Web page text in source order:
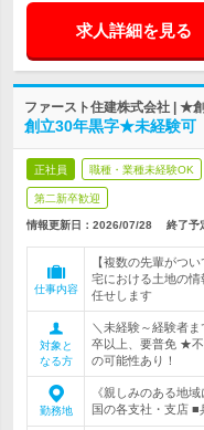
求人詳細を見る
ファースト住建株式会社 | ★
創立30年黒字★未経験可
正社員 職種・業種未経験OK
第二新卒歓迎
情報更新日：2026/07/28 終了予
仕事内容
【複数の先輩がつ
宅における土地の
任せします
対象と
なる方
＼未経験～経験者
卒以上、要普免 ★
の可能性あり！
勤務地
《親しみのある地
国の各支社・支店 ■